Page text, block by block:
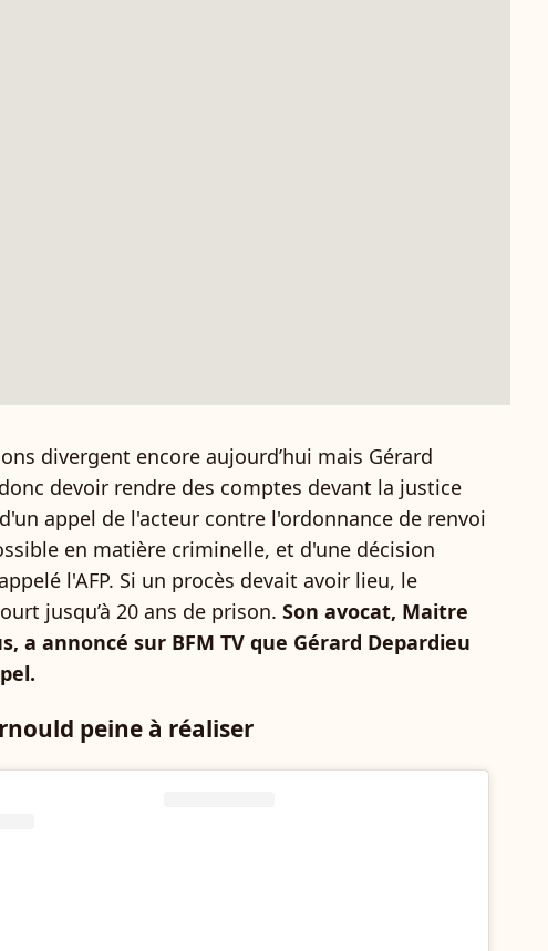
divergent encore aujourd’hui mais Gérard
devoir rendre des comptes devant la justice
appel de l'acteur contre l'ordonnance de renvoi
en matière criminelle, et d'une décision
l'AFP. Si un procès devait avoir lieu, le
jusqu’à 20 ans de prison. Son avocat, Maitre
a annoncé sur BFM TV que Gérard Depardieu
peine à réaliser